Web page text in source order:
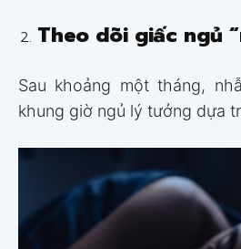
Theo dõi giấc ngủ
Sau khoảng một tháng,
khung giờ ngủ lý tưởng dựa